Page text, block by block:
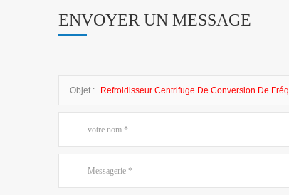
ENVOYER UN MESSAGE
Objet : Refroidisseur Centrifuge De Conversion De